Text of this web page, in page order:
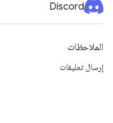
Discord
الملاحظات
إرسال تعليقات